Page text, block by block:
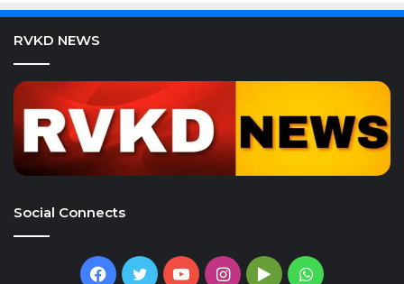
RVKD NEWS
Social Connects
Facebook
TwitterYouTubeInstagram
GoogleWhatsApp